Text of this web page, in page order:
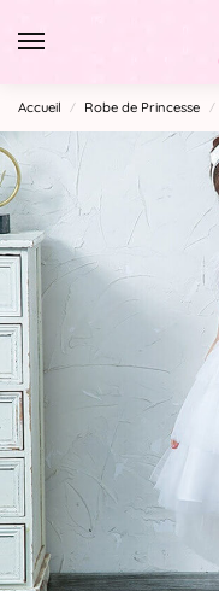
Accueil / Robe de Princesse /